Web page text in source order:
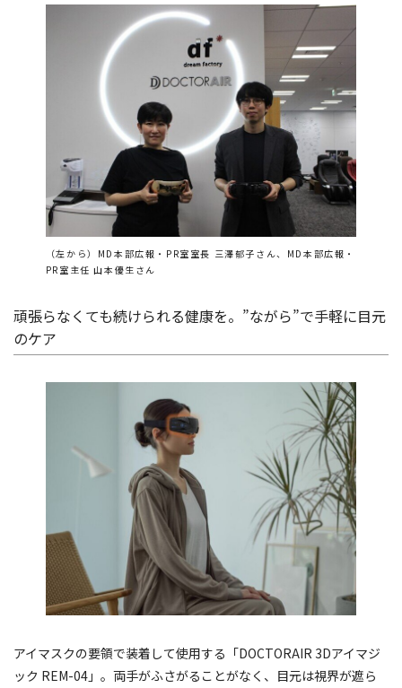
（左から）MD本部広報・PR室室長 三澤郁子さん、MD本部広報・
PR室主任 山本優生さん
頑張らなくても続けられる健康を。”ながら”で手軽に目元
のケア
アイマスクの要領で装着して使用する「DOCTORAIR 3Dアイマジ
ック REM-04」。両手がふさがることがなく、目元は視界が遮ら